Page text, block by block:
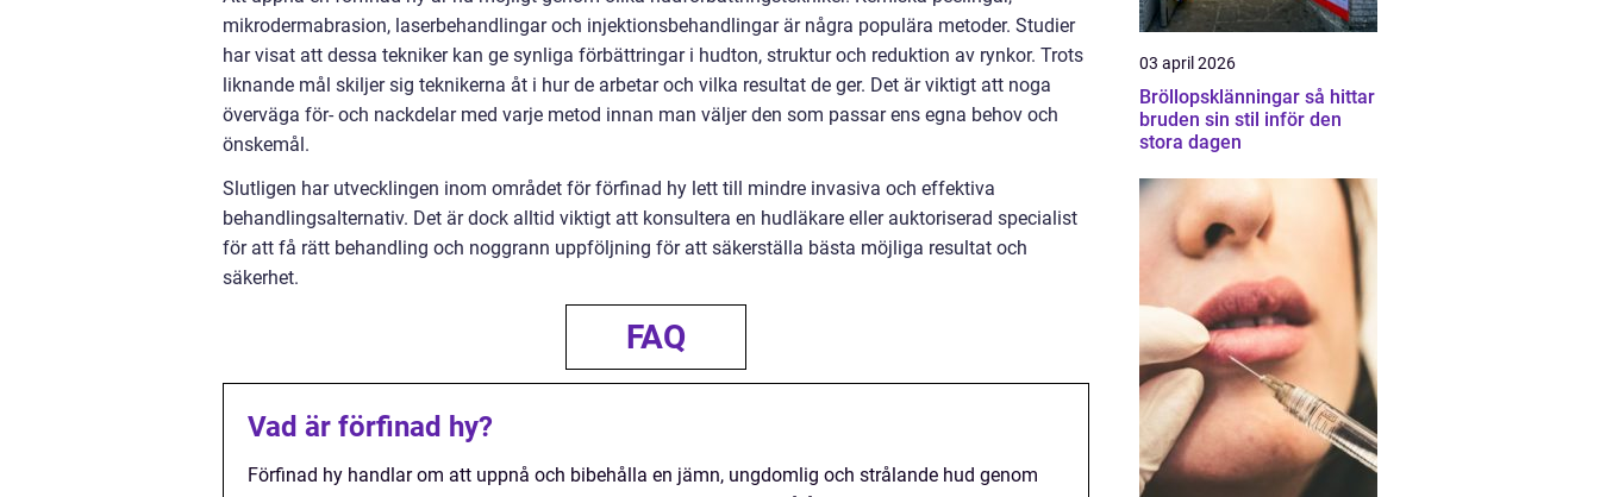
mikrodermabrasion, laserbehandlingar och injektionsbehandlingar är några populära metoder. Studier
har visat att dessa tekniker kan ge synliga förbättringar i hudton, struktur och reduktion av rynkor. Trots
liknande mål skiljer sig teknikerna åt i hur de arbetar och vilka resultat de ger. Det är viktigt att noga
överväga för- och nackdelar med varje metod innan man väljer den som passar ens egna behov och
önskemål.
Slutligen har utvecklingen inom området för förfinad hy lett till mindre invasiva och effektiva
behandlingsalternativ. Det är dock alltid viktigt att konsultera en hudläkare eller auktoriserad specialist
för att få rätt behandling och noggrann uppföljning för att säkerställa bästa möjliga resultat och
säkerhet.
FAQ
Vad är förfinad hy?
Förfinad hy handlar om att uppnå och bibehålla en jämn, ungdomlig och strålande hud genom
03 april 2026
Bröllopsklänningar så hittar
bruden sin stil inför den
stora dagen